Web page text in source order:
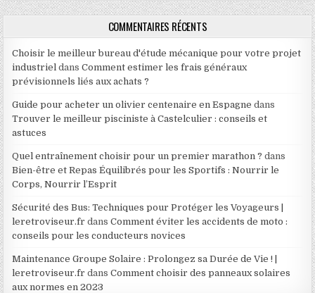
COMMENTAIRES RÉCENTS
Choisir le meilleur bureau d'étude mécanique pour votre projet
industriel dansComment estimer les frais généraux
prévisionnels liés aux achats ?
Guide pour acheter un olivier centenaire en Espagne dans
Trouver le meilleur pisciniste à Castelculier : conseils et
astuces
Quel entraînement choisir pour un premier marathon ? dans
Bien-être et Repas Équilibrés pour les Sportifs : Nourrir le
Corps, Nourrir l’Esprit
Sécurité des Bus: Techniques pour Protéger les Voyageurs |
leretroviseur.fr dansComment éviter les accidents de moto :
conseils pour les conducteurs novices
Maintenance Groupe Solaire : Prolongez sa Durée de Vie ! |
leretroviseur.fr dansComment choisir des panneaux solaires
aux normes en 2023